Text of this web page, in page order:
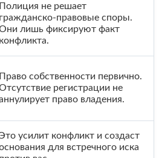
Полиция не решает
гражданско-правовые споры.
лишь фиксируют факт
конфликта.
Право собственности первично.
регистрации не
право владения.
усилит конфликт и создаст
для встречного иска